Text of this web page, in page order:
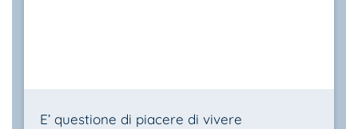
E’ questione di piacere di vivere